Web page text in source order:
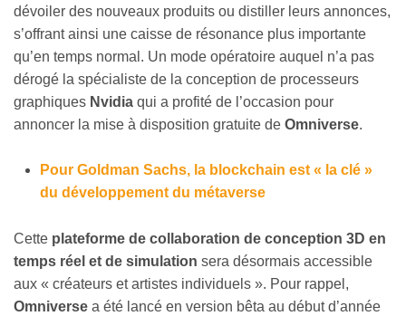
dévoiler des nouveaux produits ou distiller leurs annonces,
s’offrant ainsi une caisse de résonance plus importante
qu’en temps normal. Un mode opératoire auquel n’a pas
dérogé la spécialiste de la conception de processeurs
graphiques Nvidia qui a profité de l’occasion pour
annoncer la mise à disposition gratuite de Omniverse.
Pour Goldman Sachs, la blockchain est « la clé »
du développement du métaverse
Cette plateforme de collaboration de conception 3D en
temps réel et de simulation sera désormais accessible
aux « créateurs et artistes individuels ». Pour rappel,
Omniverse a été lancé en version bêta au début d’année